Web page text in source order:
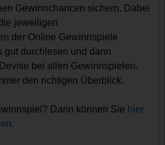
Gewinnchancen sichern. Dabei
jeweiligen
der Online Gewinnspiele
gut durchlesen und dann
bei allen Gewinnspielen.
den richtigen Überblick.
Dann können Sie hier